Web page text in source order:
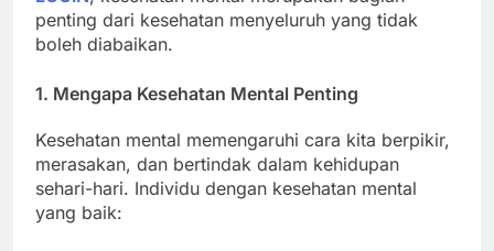
penting dari kesehatan menyeluruh yang tidak
boleh diabaikan.
1. Mengapa Kesehatan Mental Penting
Kesehatan mental memengaruhi cara kita berpikir,
merasakan, dan bertindak dalam kehidupan
sehari-hari. Individu dengan kesehatan mental
yang baik: